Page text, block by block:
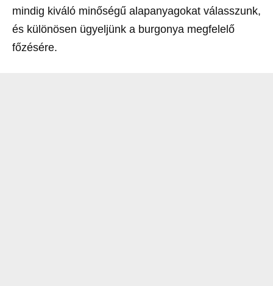
mindig kiváló minőségű alapanyagokat válasszunk,
és különösen ügyeljünk a burgonya megfelelő
főzésére.